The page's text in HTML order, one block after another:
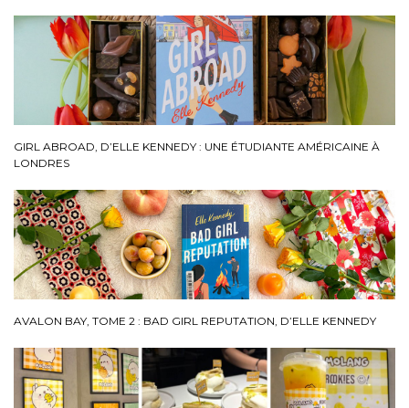
GIRL ABROAD, D’ELLE KENNEDY : UNE ÉTUDIANTE AMÉRICAINE À
LONDRES
AVALON BAY, TOME 2 : BAD GIRL REPUTATION, D’ELLE KENNEDY